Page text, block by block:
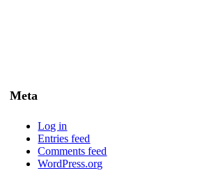
Meta
Log in
Entries feed
Comments feed
WordPress.org